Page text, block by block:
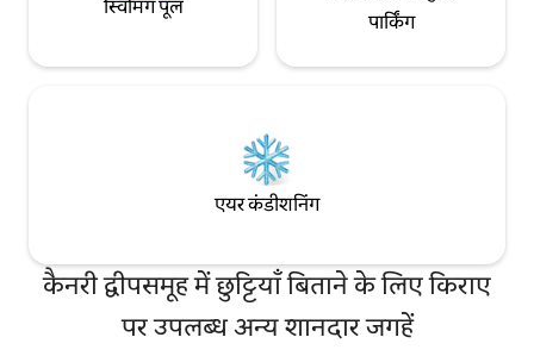
स्विमिंग पूल
पार्किंग
एयर कंडीशनिंग
कैनरी द्वीपसमूह में छुट्टियाँ बिताने के लिए किराए
पर उपलब्ध अन्य शानदार जगहें